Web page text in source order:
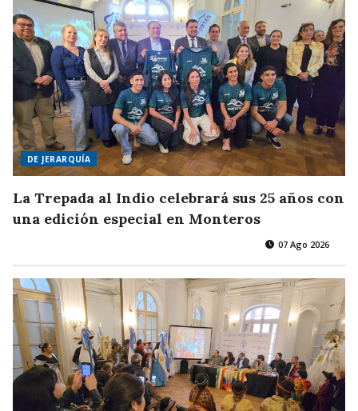
DE JERARQUÍA
La Trepada al Indio celebrará sus 25 años con
una edición especial en Monteros
07 Ago 2026